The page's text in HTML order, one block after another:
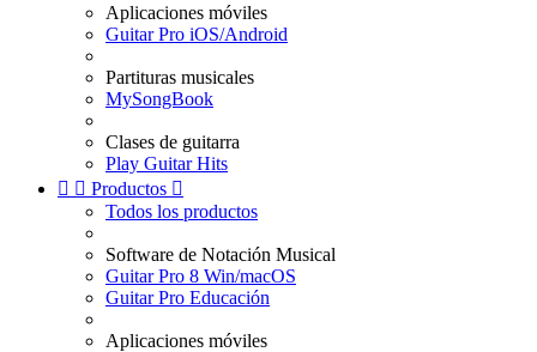
Aplicaciones móviles
Guitar Pro iOS/Android
Partituras musicales
MySongBook
Clases de guitarra
Play Guitar Hits
  Productos 
Todos los productos
Software de Notación Musical
Guitar Pro 8 Win/macOS
Guitar Pro Educación
Aplicaciones móviles